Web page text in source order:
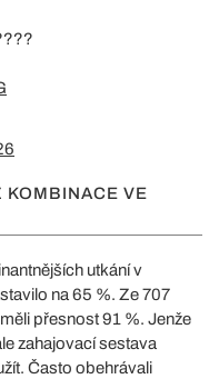
KOMBINACE VE
utkání v
na 65 %. Ze 707
přesnost 91 %. Jenže
zahajovací sestava
Často obehrávali